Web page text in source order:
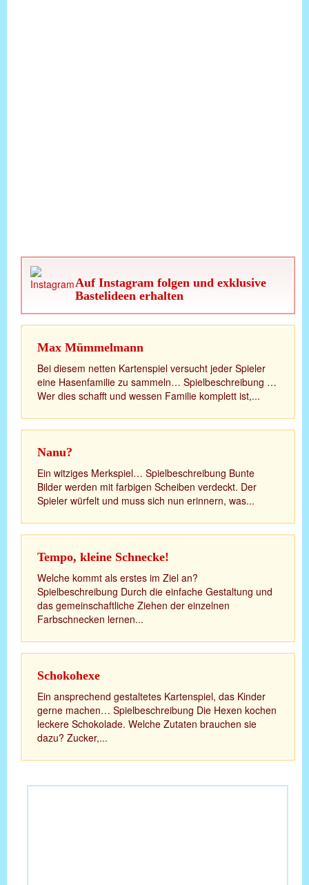
Auf Instagram folgen und exklusive
Bastelideen erhalten
Max Mümmelmann
Bei diesem netten Kartenspiel versucht jeder Spieler
eine Hasenfamilie zu sammeln… Spielbeschreibung …
Wer dies schafft und wessen Familie komplett ist,...
Nanu?
Ein witziges Merkspiel… Spielbeschreibung Bunte
Bilder werden mit farbigen Scheiben verdeckt. Der
Spieler würfelt und muss sich nun erinnern, was...
Tempo, kleine Schnecke!
Welche kommt als erstes im Ziel an?
Spielbeschreibung Durch die einfache Gestaltung und
das gemeinschaftliche Ziehen der einzelnen
Farbschnecken lernen...
Schokohexe
Ein ansprechend gestaltetes Kartenspiel, das Kinder
gerne machen… Spielbeschreibung Die Hexen kochen
leckere Schokolade. Welche Zutaten brauchen sie
dazu? Zucker,...